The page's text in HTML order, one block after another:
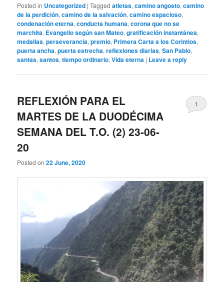
Posted in Uncategorized |Tagged atletas,camino angosto,camino
de la perdición,camino de la salvación,camino espacioso,
condenación eterna,conducta humana,corona que no se
marchita, Evangelio según san Mateo,gratificación instantánea,
medallas,perseverancia,premio, Primera Carta a los Corintios,
puerta ancha,puerta estrecha,reflexiones diarias,San Pablo,
santas,santos,tiempo ordinario,Vida eterna | Leave a reply
REFLEXIÓN PARA EL
MARTES DE LA DUODÉCIMA
SEMANA DEL T.O. (2) 23-06-
20
Posted on22 June, 2020
1